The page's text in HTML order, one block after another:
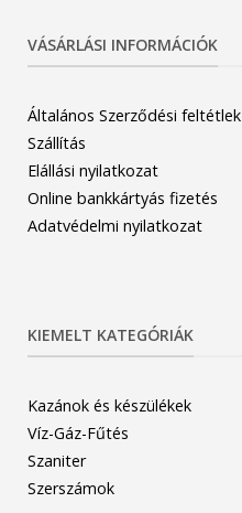
VÁSÁRLÁSI INFORMÁCIÓK
Általános Szerződési feltétlek
Szállítás
Elállási nyilatkozat
Online bankkártyás fizetés
Adatvédelmi nyilatkozat
KIEMELT KATEGÓRIÁK
Kazánok és készülékek
Víz-Gáz-Fűtés
Szaniter
Szerszámok